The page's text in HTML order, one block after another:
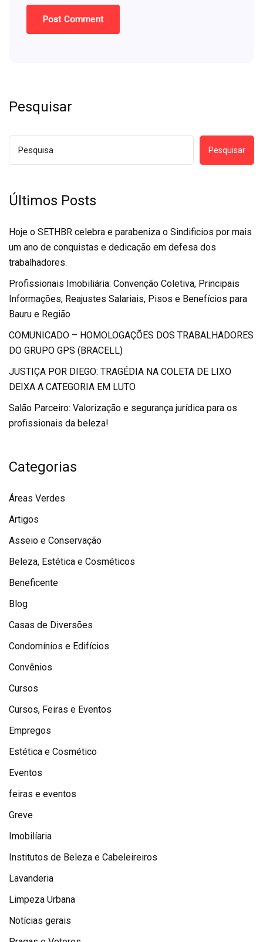
Pesquisar
Pesquisar
Últimos Posts
Hoje o SETHBR celebra e parabeniza o Sindificios por mais
um ano de conquistas e dedicação em defesa dos
trabalhadores.
Profissionais Imobiliária: Convenção Coletiva, Principais
Informações, Reajustes Salariais, Pisos e Benefícios para
Bauru e Região
COMUNICADO – HOMOLOGAÇÕES DOS TRABALHADORES
DO GRUPO GPS (BRACELL)
JUSTIÇA POR DIEGO: TRAGÉDIA NA COLETA DE LIXO
DEIXA A CATEGORIA EM LUTO
Salão Parceiro: Valorização e segurança jurídica para os
profissionais da beleza!
Categorias
Áreas Verdes
Artigos
Asseio e Conservação
Beleza, Estética e Cosméticos
Beneficente
Blog
Casas de Diversões
Condomínios e Edifícios
Convênios
Cursos
Cursos, Feiras e Eventos
Empregos
Estética e Cosmético
Eventos
feiras e eventos
Greve
Imobilíaria
Institutos de Beleza e Cabeleireiros
Lavanderia
Limpeza Urbana
Notícias gerais